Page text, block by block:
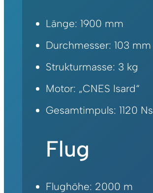
Länge: 1900 mm
Durchmesser: 103 mm
Strukturmasse: 3 kg
Motor: „CNES Isard“
Gesamtimpuls: 1120 Ns
Flug
Flughöhe: 2000 m